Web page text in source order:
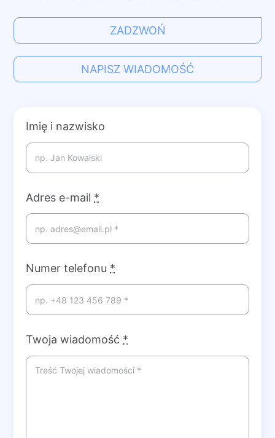
ZADZWOŃ
NAPISZ WIADOMOŚĆ
Imię i nazwisko
Adres e-mail *
Numer telefonu *
Twoja wiadomość *